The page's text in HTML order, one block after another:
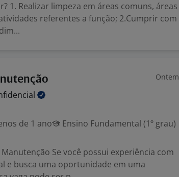
1. Realizar limpeza em áreas comuns, áreas
referentes a função; 2.Cumprir com
Ontem
de 1 ano
Ensino Fundamental (1º grau)
Manutenção Se você possui experiência com
e busca uma oportunidade em uma